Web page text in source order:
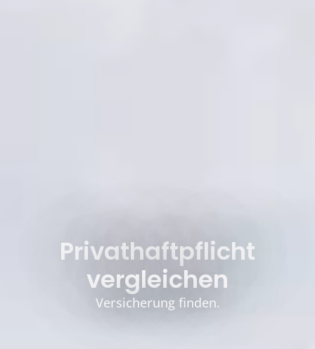
Privathaftpflicht
vergleichen
Versicherung finden.